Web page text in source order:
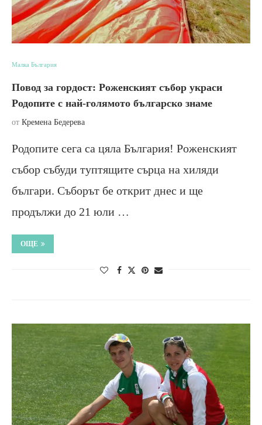
Малка България
Повод за гордост: Роженският събор украси
Родопите с най-голямото българско знаме
от Кремена Бедерева
Родопите сега са цяла България! Роженският
събор събуди туптящите сърца на хиляди
българи. Съборът бе открит днес и ще
продължи до 21 юли …
ОЩЕ